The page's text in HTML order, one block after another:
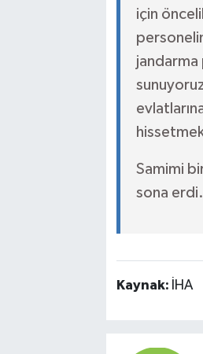
için
jandarma
Samimi
sona erdi.
Kaynak: İHA